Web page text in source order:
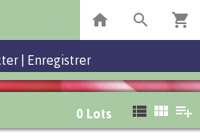
Enregistrer
0 Lots